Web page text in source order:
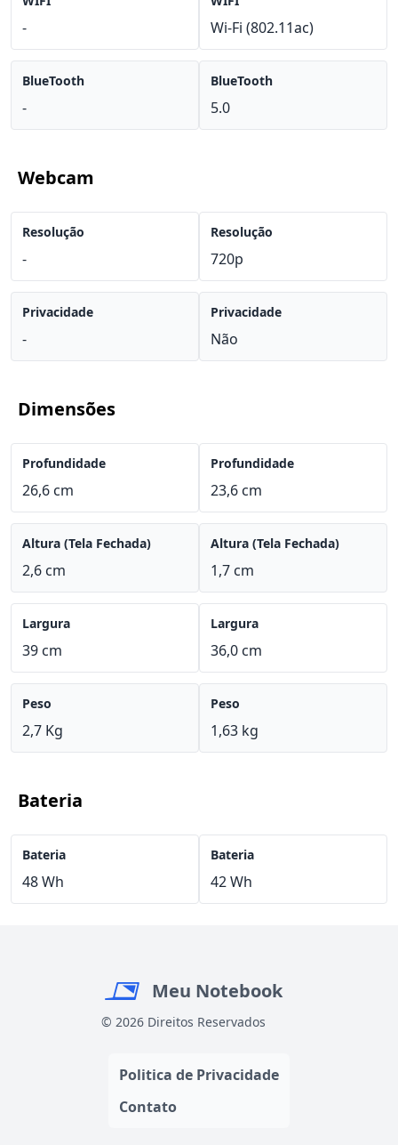
-
BlueTooth
-
Wi-Fi (802.11ac)
BlueTooth
5.0
Webcam
Resolução
-
Privacidade
-
Resolução
720p
Privacidade
Não
Dimensões
Profundidade
26,6 cm
Altura (Tela Fechada)
2,6 cm
Largura
39 cm
Peso
2,7 Kg
Profundidade
23,6 cm
Altura (Tela Fechada)
1,7 cm
Largura
36,0 cm
Peso
1,63 kg
Bateria
Bateria
48 Wh
Bateria
42 Wh
Meu Notebook
© 2026 Direitos Reservados
Politica de Privacidade
Contato